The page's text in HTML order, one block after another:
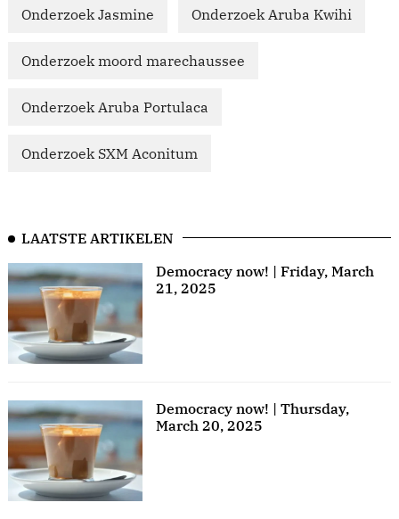
Onderzoek Jasmine Onderzoek Aruba Kwihi
Onderzoek moord marechaussee
Onderzoek Aruba Portulaca
Onderzoek SXM Aconitum
LAATSTE ARTIKELEN
Democracy now! | Friday, March
21, 2025
Democracy now! | Thursday,
March 20, 2025